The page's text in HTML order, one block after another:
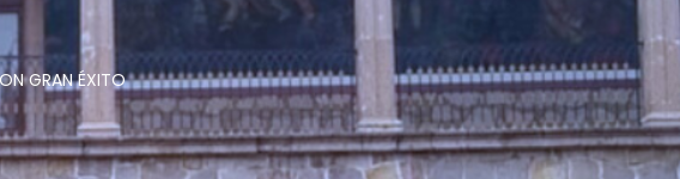
GRAN ÉXITO